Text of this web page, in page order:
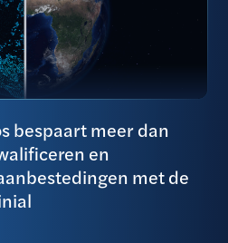
bespaart meer dan
en
met de